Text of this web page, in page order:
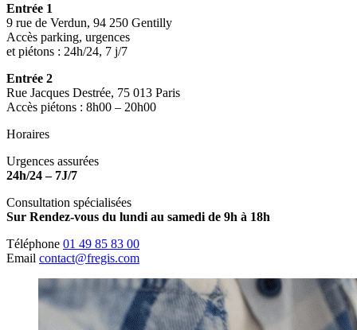
Entrée 1
9 rue de Verdun, 94 250 Gentilly
Accès parking, urgences
et piétons : 24h/24, 7 j/7
Entrée 2
Rue Jacques Destrée, 75 013 Paris
Accès piétons : 8h00 – 20h00
Horaires
Urgences assurées
24h/24 – 7J/7
Consultation spécialisées
Sur Rendez-vous du lundi au samedi de 9h à 18h
Téléphone 01 49 85 83 00
Email contact@fregis.com